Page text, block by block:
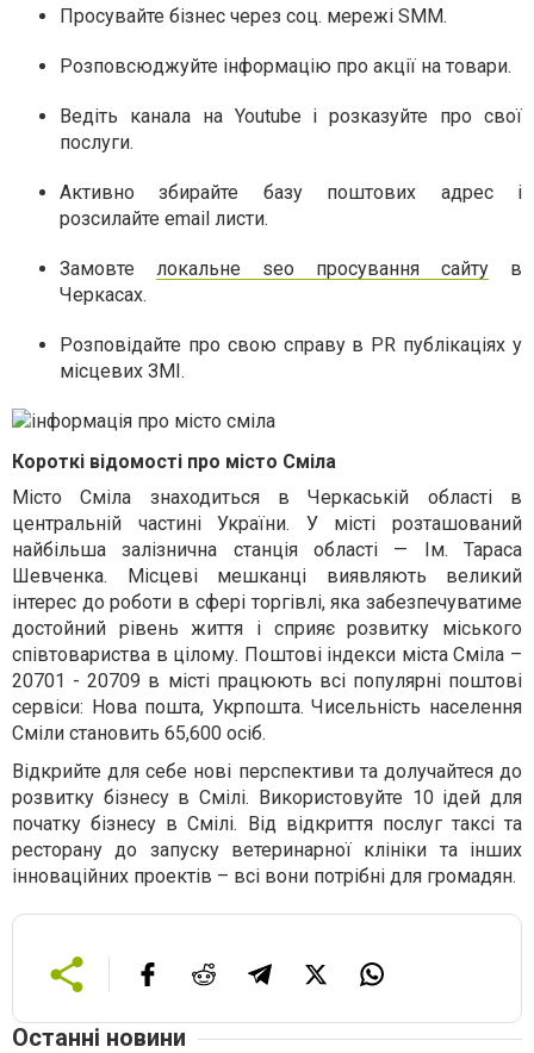
Просувайте бізнес через соц. мережі SMM.
Розповсюджуйте інформацію про акції на товари.
Ведіть канала на Youtube і розказуйте про свої
послуги.
Активно збирайте базу поштових адрес і
розсилайте email листи.
Замовте локальне seo просування сайту в
Черкасах.
Розповідайте про свою справу в PR публікаціях у
місцевих ЗМІ.
Короткі відомості про місто Сміла
Місто Сміла знаходиться в Черкаській області в
центральній частині України. У місті розташований
найбільша залізнична станція області — Ім. Тараса
Шевченка. Місцеві мешканці виявляють великий
інтерес до роботи в сфері торгівлі, яка забезпечуватиме
достойний рівень життя і сприяє розвитку міського
співтовариства в цілому. Поштові індекси міста Сміла –
20701 - 20709 в місті працюють всі популярні поштові
сервіси: Нова пошта, Укрпошта. Чисельність населення
Сміли становить 65,600 осіб.
Відкрийте для себе нові перспективи та долучайтеся до
розвитку бізнесу в Смілі. Використовуйте 10 ідей для
початку бізнесу в Смілі. Від відкриття послуг таксі та
ресторану до запуску ветеринарної клініки та інших
інноваційних проектів – всі вони потрібні для громадян.
Останні новини